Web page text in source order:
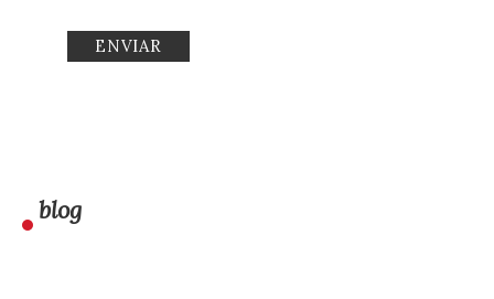
blog